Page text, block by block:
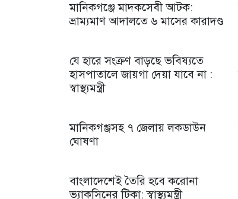
মানিকগঞ্জে মাদকসেবী আটক:
ভ্রাম্যমাণ আদালতে ৬ মাসের কারাদণ্ড
যে হারে সংক্রণ বাড়ছে ভবিষ্যতে
হাসপাতালে জায়গা দেয়া যাবে না :
স্বাস্থ্যমন্ত্রী
মানিকগঞ্জসহ ৭ জেলায় লকডাউন
ঘোষণা
বাংলাদেশেই তৈরি হবে করোনা
ভ্যাকসিনের টিকা: স্বাস্থ্যমন্ত্রী